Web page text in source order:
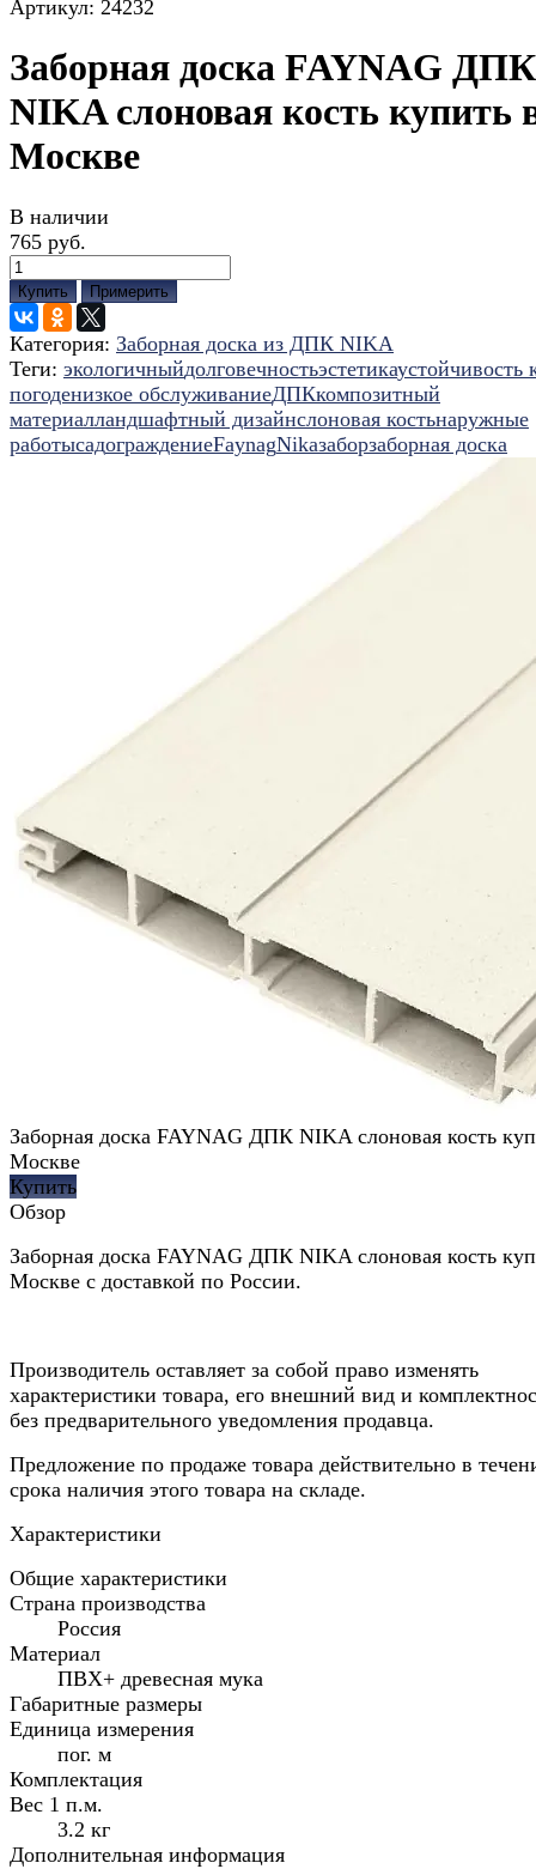
Артикул: 24232
Заборная доска FAYNAG ДПК
NIKA слоновая кость купить
Москве
В наличии
765 руб.
Купить Примерить
Категория: Заборная доска из ДПК NIKA
Теги: экологичныйдолговечностьэстетикаустойчивость
погоденизкое обслуживаниеДПКкомпозитный
материалландшафтный дизайнслоновая костьнаружные
работысадограждениеFaynagNikaзаборзаборная доска
Заборная доска FAYNAG ДПК NIKA слоновая кость
Москве
Купить
Обзор
Заборная доска FAYNAG ДПК NIKA слоновая кость
Москве с доставкой по России.
Производитель оставляет за собой право изменять
характеристики товара, его внешний вид и
без предварительного уведомления продавца.
Предложение по продаже товара действительно в
срока наличия этого товара на складе.
Характеристики
Общие характеристики
Страна производства
Россия
Материал
ПВХ+ древесная мука
Габаритные размеры
Единица измерения
пог. м
Комплектация
Вес 1 п.м.
3.2 кг
Дополнительная информация